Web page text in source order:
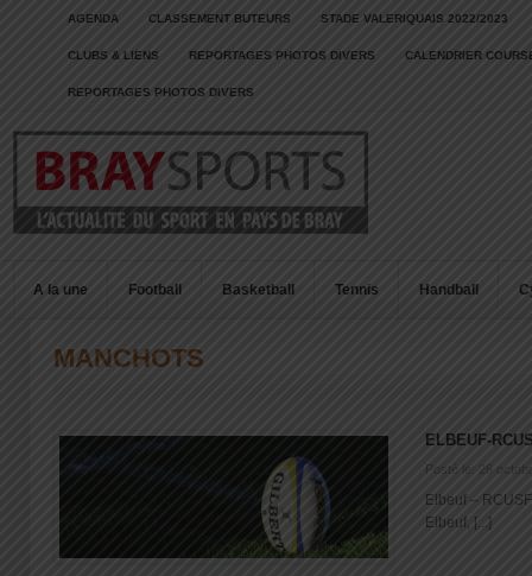
AGENDA CLASSEMENT BUTEURS STADE VALERIQUAIS 2022/2023
CLUBS & LIENS REPORTAGES PHOTOS DIVERS CALENDRIER
REPORTAGES PHOTOS DIVERS
A la une Football Basketball Tennis Handball
MANCHOTS
ELBEUF-
Posté le: 26
Elbeuf –
Elbeuf, [...]